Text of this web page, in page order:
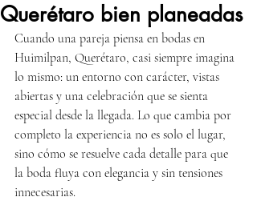
Querétaro bien planeadas
Cuando una pareja piensa en bodas en
Huimilpan, Querétaro, casi siempre imagina
lo mismo: un entorno con carácter, vistas
abiertas y una celebración que se sienta
especial desde la llegada. Lo que cambia por
completo la experiencia no es solo el lugar,
sino cómo se resuelve cada detalle para que
la boda fluya con elegancia y sin tensiones
innecesarias.